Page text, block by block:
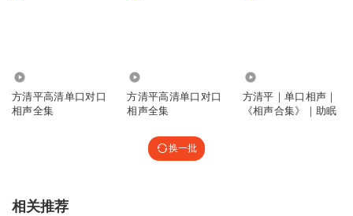
方清平高清单口对口
相声全集
方清平高清单口对口
相声全集
方清平｜单口相声｜
《相声合集》｜助眠
换一批
相关推荐